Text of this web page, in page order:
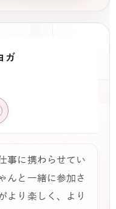
ガ
事に携わらせてい
んと一緒に参加さ
より楽しく、より